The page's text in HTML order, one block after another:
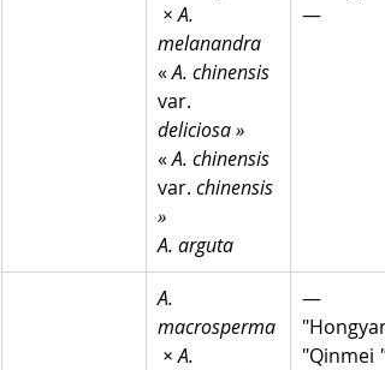
× A.
melanandra
« A. chinensis
var.
deliciosa »
« A. chinensis
var. chinensis
»
A. arguta
—
A.
macrosperma
× A.
—
"Qinmei ",